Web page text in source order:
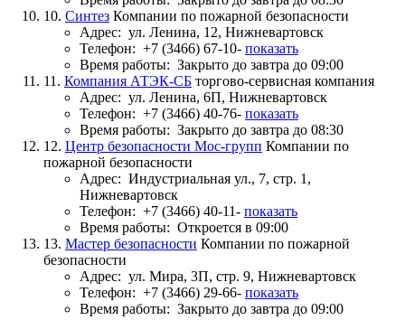
10. Синтез Компании по пожарной безопасности
Адрес: ул. Ленина, 12, Нижневартовск
Телефон: +7 (3466) 67-10- показать
Время работы: Закрыто до завтра до 09:00
11. Компания АТЭК-СБ торгово-сервисная компания
Адрес: ул. Ленина, 6П, Нижневартовск
Телефон: +7 (3466) 40-76- показать
Время работы: Закрыто до завтра до 08:30
12. Центр безопасности Мос-групп Компании по
пожарной безопасности
Адрес: Индустриальная ул., 7, стр. 1,
Нижневартовск
Телефон: +7 (3466) 40-11- показать
Время работы: Откроется в 09:00
13. Мастер безопасности Компании по пожарной
безопасности
Адрес: ул. Мира, 3П, стр. 9, Нижневартовск
Телефон: +7 (3466) 29-66- показать
Время работы: Закрыто до завтра до 09:00